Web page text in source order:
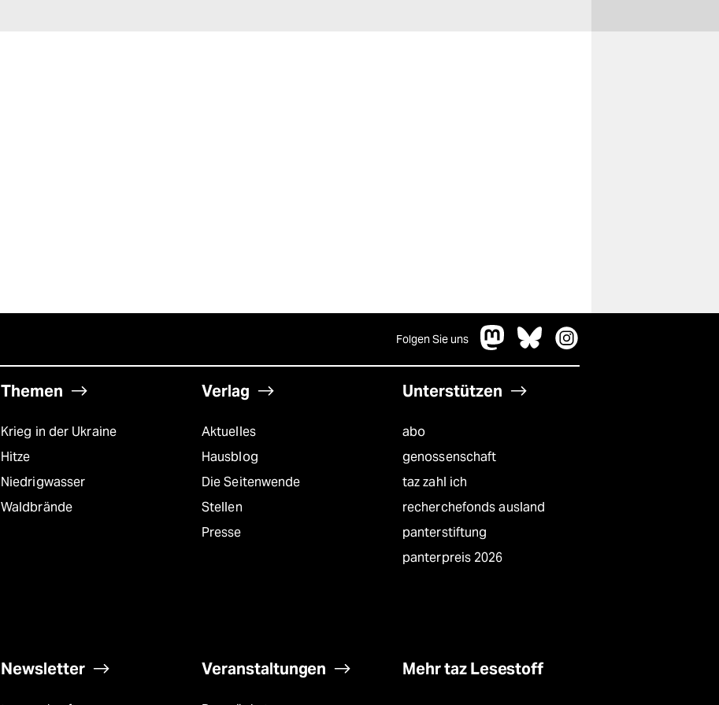
Folgen Sie uns
Themen
Krieg in der Ukraine
Hitze
Niedrigwasser
Waldbrände
Verlag
Aktuelles
Hausblog
Die Seitenwende
Stellen
Presse
Unterstützen
abo
genossenschaft
taz zahl ich
recherchefonds ausland
panterstiftung
panterpreis 2026
Newsletter Veranstaltungen Mehr taz Lesestoff